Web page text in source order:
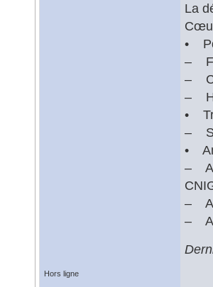
La
•
–
–
–
•
–
•
–
–
–
Hors ligne